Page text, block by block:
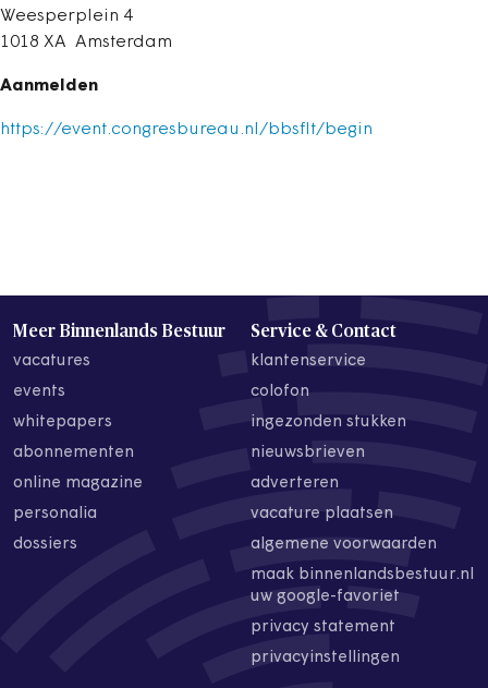
Weesperplein 4
1018 XA Amsterdam
Aanmelden
https://event.congresbureau.nl/bbsflt/begin
Meer Binnenlands Bestuur
vacatures
events
whitepapers
abonnementen
online magazine
personalia
dossiers
Service & Contact
klantenservice
colofon
ingezonden stukken
nieuwsbrieven
adverteren
vacature plaatsen
algemene voorwaarden
maak binnenlandsbestuur.nl
uw google-favoriet
privacy statement
privacyinstellingen